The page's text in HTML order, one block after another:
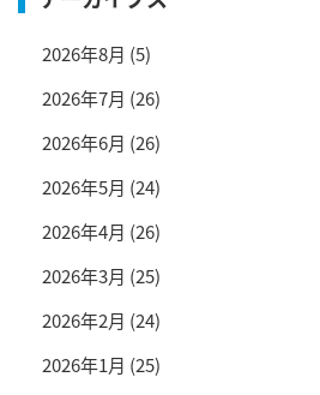
2026年8月 (5)
2026年7月 (26)
2026年6月 (26)
2026年5月 (24)
2026年4月 (26)
2026年3月 (25)
2026年2月 (24)
2026年1月 (25)